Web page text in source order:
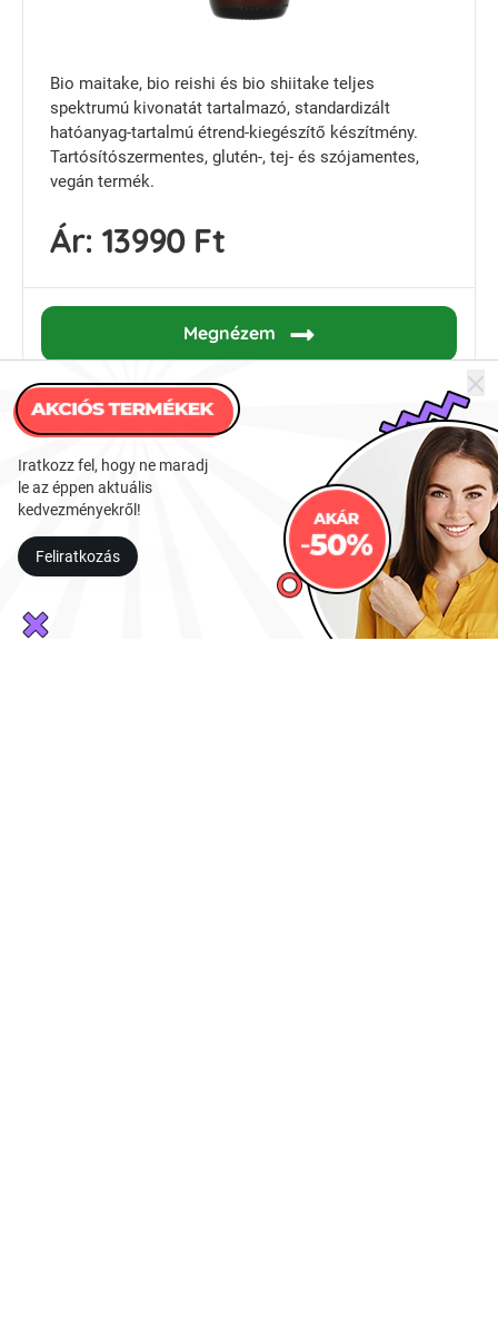
Bio maitake, bio reishi és bio shiitake teljes
spektrumú kivonatát tartalmazó, standardizált
hatóanyag-tartalmú étrend-kiegészítő készítmény.
Tartósítószermentes, glutén-, tej- és szójamentes,
vegán termék.
Ár: 13990 Ft
Megnézem
Mi a véleményed?
Vélemény beküldése
Iratkozz fel, hogy ne maradj
le az éppen aktuális
kedvezményekről!
Feliratkozás